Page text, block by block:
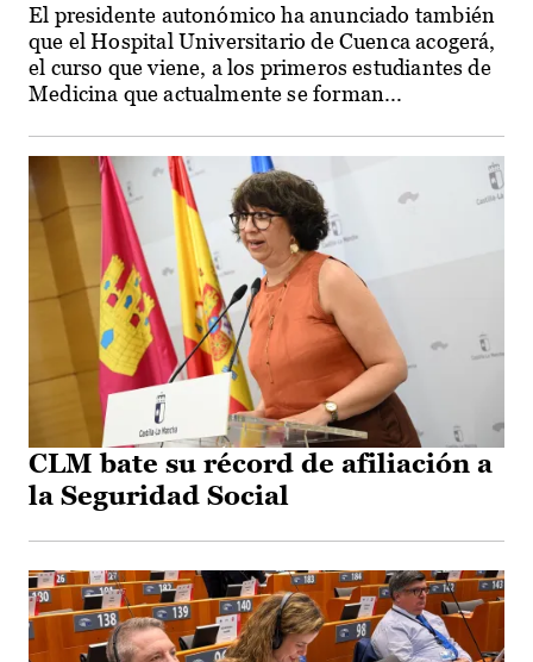
El presidente autonómico ha anunciado también
que el Hospital Universitario de Cuenca acogerá,
el curso que viene, a los primeros estudiantes de
Medicina que actualmente se forman...
CLM bate su récord de afiliación a
la Seguridad Social